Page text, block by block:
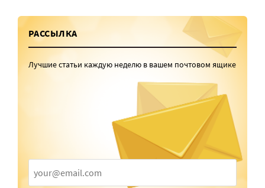
РАССЫЛКА
Лучшие статьи каждую неделю в вашем почтовом ящике